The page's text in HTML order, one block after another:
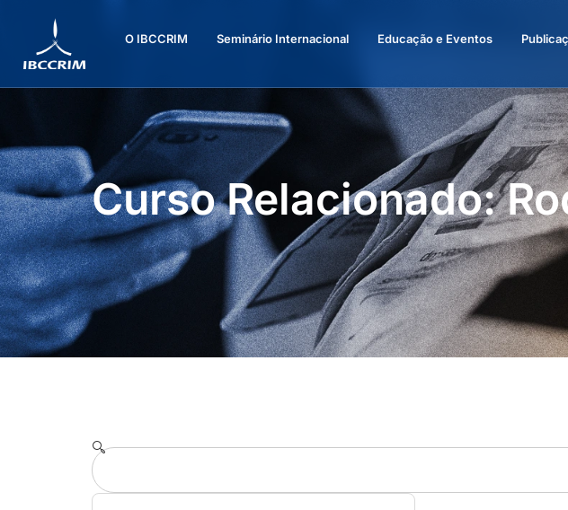
O IBCCRIM Seminário Internacional Educação e Eventos
Curso Relacionado: